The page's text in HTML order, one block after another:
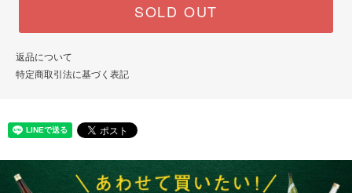
SOLD OUT
返品について
特定商取引法に基づく表記